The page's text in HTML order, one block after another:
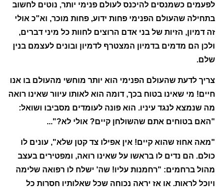
לפעמים כשמנסים להיכנס לעולם פנימי יותר, נוטים לחשוב
בתחילה שהעולם הפנימי פחות ידוע, פחות מוכר, וא"כ אולי
זה דמיון, הזיות של בני אדם הרוצים לחוות כל מיני דברים,
ולכן הם מדמים בדמיון המצטרף לדמיון ובונים לעצמם בנין
שלם.
צריך לדעת שהעולם הפנימי הוא יותר מוחשי מהעולם בו אנו
חיים! מי שאינו בטוח בכך, דומה הוא לאותו עיוור שאינו רואה
מה שנמצא לנגד עיניו. הוא פונה לעומדים מסביבו ושואל:
"האם בטוחים אתם שהשולחן קיים? אולי לא?"...
"מאה אחוז שהוא קיים! אין אפילו צד קטן שלא", עונים לו
כולם. הם נדים לו בראשו על שאינו רואה, ומפטירים בעצב
מהול ברחמים: "רחמנות עליו! שה' ישלח לו רפואה שלימה
ויוכל לראות. או אז יראה נכוחה שכל שאלותיו חסרות כל